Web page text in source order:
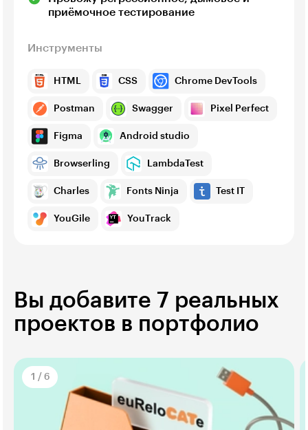
приёмочное тестирование
Инструменты
HTML CSS Chrome DevTools
Postman Swagger Pixel Perfect
Figma Android studio
Browserling LambdaTest
Charles Fonts Ninja Test IT
YouGile YouTrack
Вы добавите 7 реальных
проектов в портфолио
1 / 6